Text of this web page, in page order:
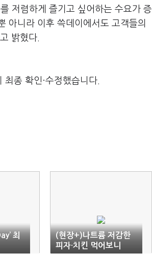
저렴하게 즐기고 싶어하는 수요가 증
아니라 이후 쓱데이에서도 고객들의
밝혔다.
종 확인·수정했습니다.
최
(현장+)나트륨 저감한
피자·치킨 먹어보니